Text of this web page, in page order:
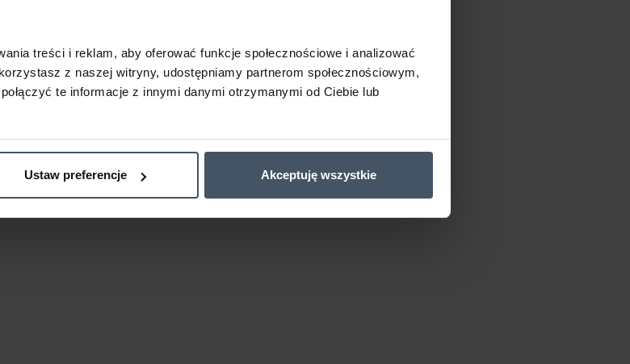
treści i reklam, aby oferować funkcje społecznościowe i analizować
z naszej witryny, udostępniamy partnerom społecznościowym,
te informacje z innymi danymi otrzymanymi od Ciebie lub
Ustaw preferencje Akceptuję wszystkie